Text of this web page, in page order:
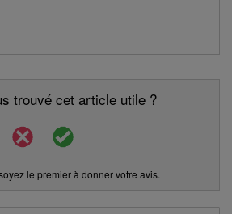
trouvé cet article utile ?
le premier à donner votre avis.